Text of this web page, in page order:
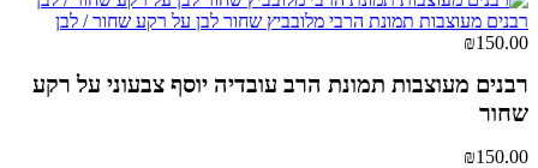
רבנים מעוצבות תמונת הרבי מלובביץ שחור לבן על רקע שחור / לבן
₪150.00
רבנים מעוצבות תמונת הרב עובדיה יוסף צבעוני על רקע
שחור
₪150.00